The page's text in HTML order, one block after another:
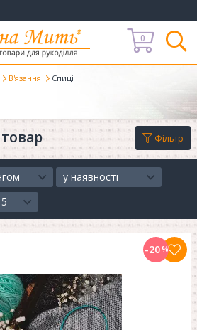
0
В'язання Спиці
у наявності
-20%
Фільтр